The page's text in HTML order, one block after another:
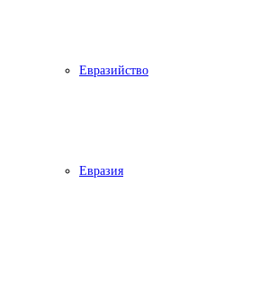
Евразийство
Евразия